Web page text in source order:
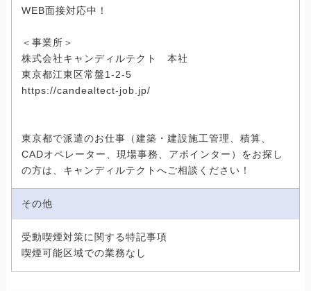
WEB面接対応中！
＜事業所＞
株式会社キャンディルテクト 本社
東京都江東区常盤1-2-5
https://candealtect-job.jp/
東京都で派遣のお仕事（建築・建設施工管理、積算、
CADオペレーター、現場事務、アポインター）をお探し
の方は、キャンディルテクトへご相談ください！
その他
受動喫煙対策に関する特記事項
喫煙可能区域での業務なし